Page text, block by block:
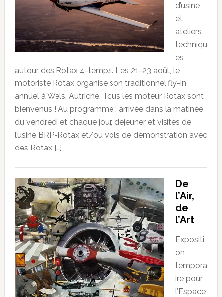
d’usine
et
ateliers
techniqu
es
autour des Rotax 4-temps. Les 21-23 août, le
motoriste Rotax organise son traditionnel fly-in
annuel à Wels, Autriche. Tous les moteur Rotax sont
bienvenus ! Au programme : arrivée dans la matinée
du vendredi et chaque jour, dejeuner et visites de
l’usine BRP-Rotax et/ou vols de démonstration avec
des Rotax […]
De
l’Air,
de
l’Art
Expositi
on
tempora
ire pour
l’Espace